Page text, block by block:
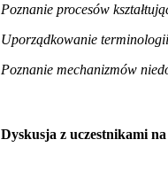
Poznanie procesów
Uporządkowanie
Poznanie mechanizmów
Dyskusja z uczestnikami